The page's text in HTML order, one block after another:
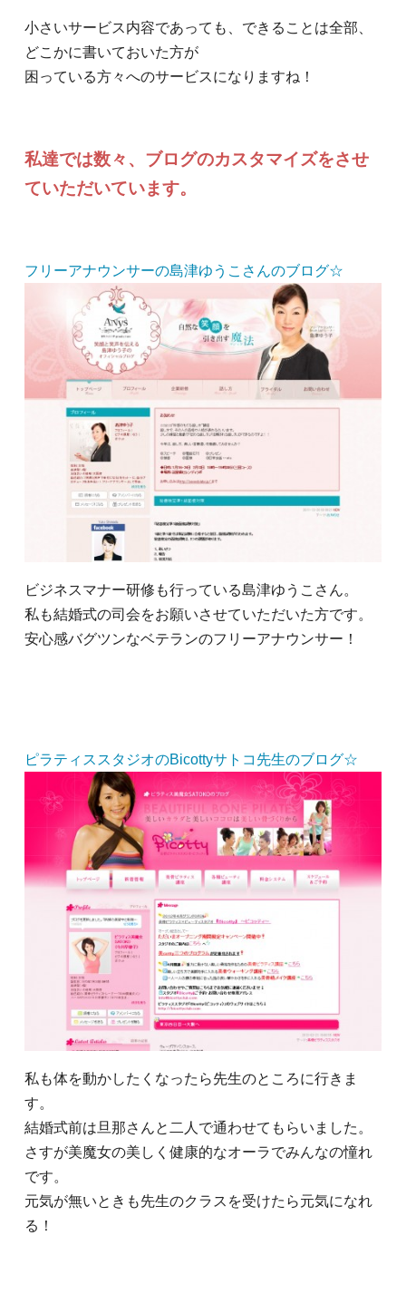
小さいサービス内容であっても、できることは全部、
どこかに書いておいた方が
困っている方々へのサービスになりますね！
私達では数々、ブログのカスタマイズをさせ
ていただいています。
フリーアナウンサーの島津ゆうこさんのブログ☆
ビジネスマナー研修も行っている島津ゆうこさん。
私も結婚式の司会をお願いさせていただいた方です。
安心感バグツンなベテランのフリーアナウンサー！
ピラティススタジオのBicottyサトコ先生のブログ☆
私も体を動かしたくなったら先生のところに行きま
す。
結婚式前は旦那さんと二人で通わせてもらいました。
さすが美魔女の美しく健康的なオーラでみんなの憧れ
です。
元気が無いときも先生のクラスを受けたら元気になれ
る！